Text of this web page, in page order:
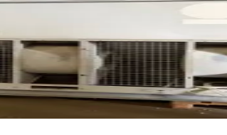
ammoniac / NH 3 / fréon, débit